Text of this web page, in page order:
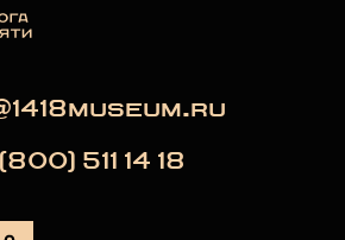
511 14 18